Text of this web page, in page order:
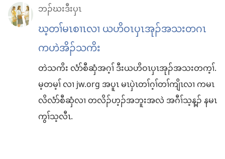
ဘၣ်ဃးဒီးပှၤ
ဃ့တၢ်မၤစၢၤလၢ ယဟိဝၤပှၤအုၣ်အသးတဂၤ
ကဟဲအိၣ်သကိး
တဲသကိး လံာ်စီဆှံအဂ့ၢ် ဒီးယဟိဝၤပှၤအုၣ်အသးတက့ၢ်.
မ့တမ့ၢ် လၢ jw.org အပူၤ မၤပှဲၤတၢ်ဂ့ၢ်တၢ်ကျိၤလၢ ကမၤ
လိလံာ်စီဆှံလၢ တလိၣ်ဟ့ၣ်အဘူးအလဲ အဂီၢ်သ့န့ၣ် နမၤ
ကွၢ်သ့လီၤ.